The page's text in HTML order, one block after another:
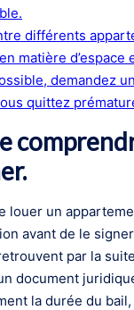
différents
matière d’espace
demandez
quittez
louer un
avant de le
par la
document
la durée du